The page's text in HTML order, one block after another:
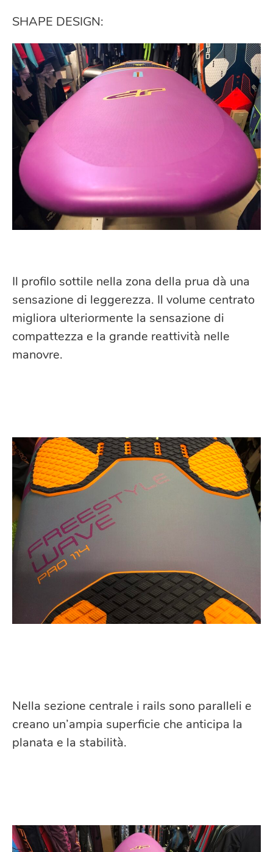
SHAPE DESIGN:
Il profilo sottile nella zona della prua dà una
sensazione di leggerezza. Il volume centrato
migliora ulteriormente la sensazione di
compattezza e la grande reattività nelle
manovre.
Nella sezione centrale i rails sono paralleli e
creano un’ampia superficie che anticipa la
planata e la stabilità.